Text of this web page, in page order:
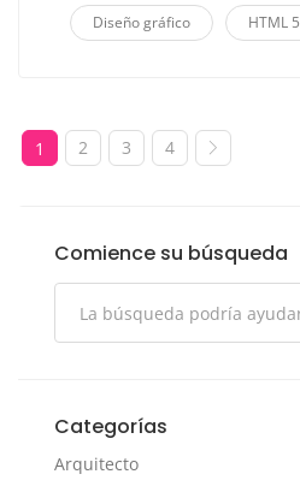
Diseño gráfico HTML 5
1 2 3 4
Comience su búsqueda
Categorías
Arquitecto